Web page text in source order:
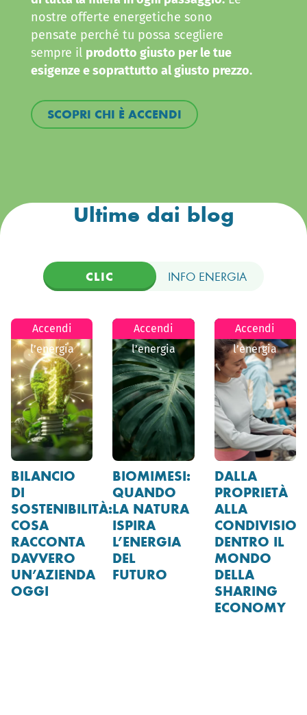
nostre offerte energetiche sono
pensate perché tu possa scegliere
sempre il prodotto giusto per le tue
esigenze e soprattutto al giusto prezzo.
SCOPRI CHI È ACCENDI
Ultime dai blog
CLIC INFO ENERGIA
Accendi
l’energia
BILANCIO
DI
SOSTENIBILITÀ:
COSA
RACCONTA
DAVVERO
UN’AZIENDA
OGGI
Accendi
l’energia
BIOMIMESI:
QUANDO
LA NATURA
ISPIRA
L’ENERGIA
DEL
FUTURO
Accendi
l’energia
DALLA
PROPRIETÀ
ALLA
DENTRO IL
MONDO
DELLA
SHARING
ECONOMY